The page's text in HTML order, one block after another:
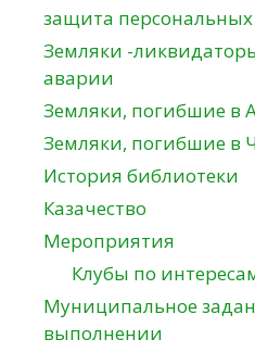
защита
Земляки -
аварии
Земляки, погибшие в
Земляки, погибшие в
История библиотеки
Казачество
Мероприятия
Клубы по
Муниципальное
выполнении